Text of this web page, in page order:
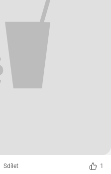
Sdílet 1